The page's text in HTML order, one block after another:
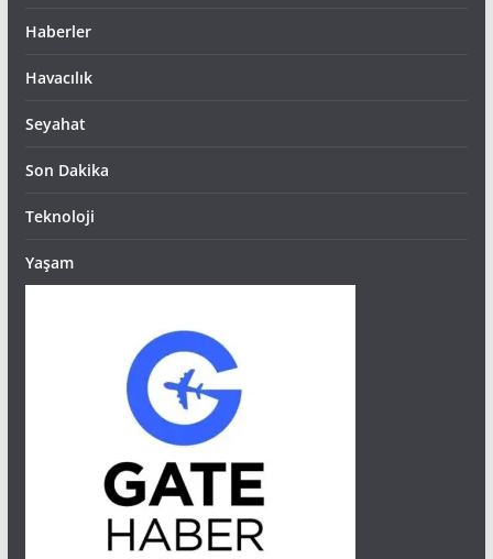
Haberler
Havacılık
Seyahat
Son Dakika
Teknoloji
Yaşam